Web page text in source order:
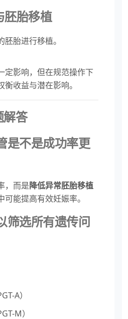
胚胎移植
胎进行移植。
定影响，但在规范操作下
收益与潜在影响。
解答
是不是成功率更
，而是降低异常胚胎移植
可能提高有效妊娠率。
筛选所有遗传问
A）
M）